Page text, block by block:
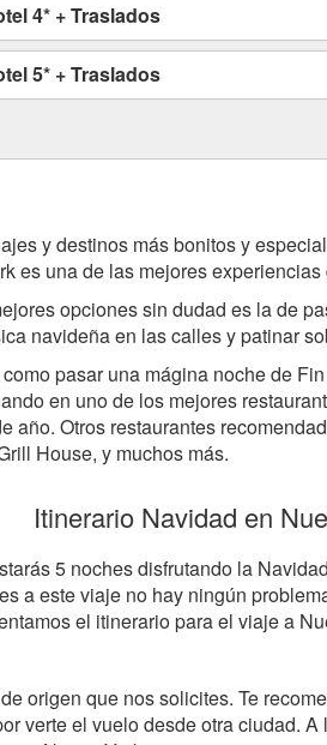
4* + Traslados
5* + Traslados
y destinos más bonitos y
es una de las mejores
opciones sin dudad es la de
navideña en las calles y patinar
pasar una mágina noche de
en uno de los mejores
año. Otros restaurantes
House, y muchos más.
Itinerario Navidad en
5 noches disfrutando la
a este viaje no hay ningún
el itinerario para el viaje a
origen que nos solicites. Te
verte el vuelo desde otra ciudad.